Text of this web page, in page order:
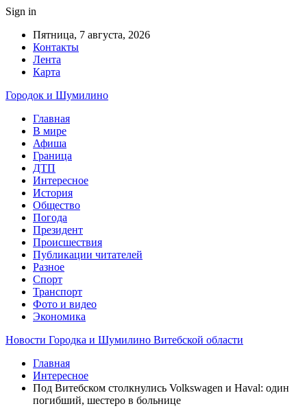
Sign in
Пятница, 7 августа, 2026
Контакты
Лента
Карта
Городок и Шумилино
Главная
В мире
Афиша
Граница
ДТП
Интересное
История
Общество
Погода
Президент
Происшествия
Публикации читателей
Разное
Спорт
Транспорт
Фото и видео
Экономика
Новости Городка и Шумилино Витебской области
Главная
Интересное
Под Витебском столкнулись Volkswagen и Haval: один
погибший, шестеро в больнице